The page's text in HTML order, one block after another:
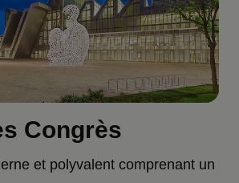
Congrès
et polyvalent comprenant un